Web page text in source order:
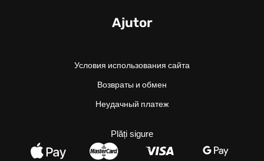
Ajutor
Условия использования сайта
Возвраты и обмен
Неудачный платеж
Plăți sigure